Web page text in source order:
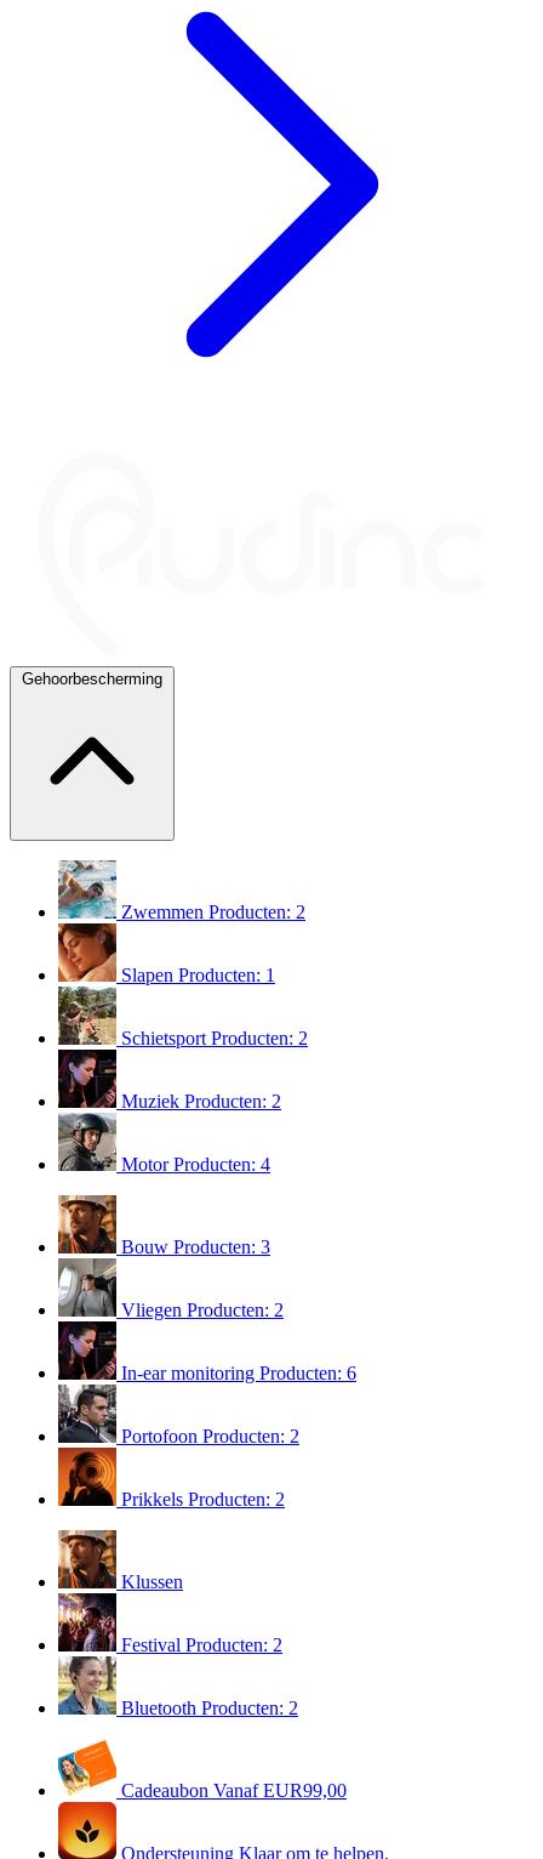
Gehoorbescherming
Zwemmen Producten: 2
Slapen Producten: 1
Schietsport Producten: 2
Muziek Producten: 2
MotorProducten: 4
Bouw Producten: 3
Vliegen Producten: 2
In-ear monitoring Producten: 6
Portofoon Producten: 2
Prikkels Producten: 2
Klussen
Festival Producten: 2
Bluetooth Producten: 2
Cadeaubon Vanaf EUR99,00
Ondersteuning Klaar om te helpen.